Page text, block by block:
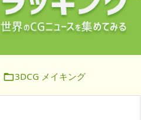

メニュ
前へ
3DCG メイキング